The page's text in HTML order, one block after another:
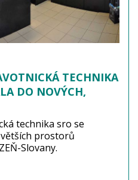
TECHNIKA
DO NOVÝCH,
technika sro se
prostorů
Slovany.